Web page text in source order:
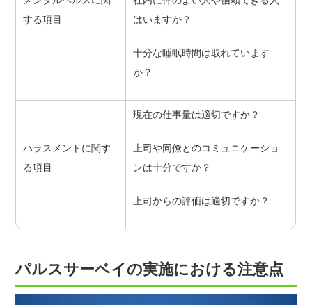
する項目
はいますか？
十分な睡眠時間は取れています
か？
ハラスメントに関す
る項目
現在の仕事量は適切ですか？
上司や同僚とのコミュニケーショ
ンは十分ですか？
上司からの評価は適切ですか？
パルスサーベイの実施における注意点